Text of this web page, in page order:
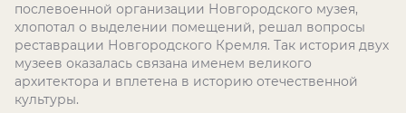
послевоенной организации Новгородского музея,
хлопотал о выделении помещений, решал вопросы
реставрации Новгородского Кремля. Так история двух
музеев оказалась связана именем великого
архитектора и вплетена в историю отечественной
культуры.